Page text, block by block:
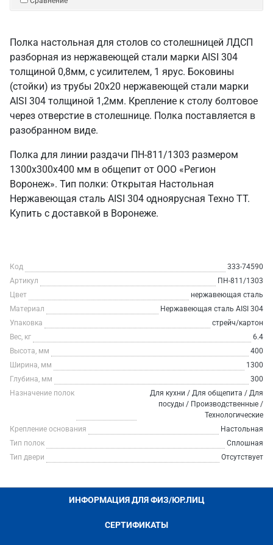
Полка настольная для столов со столешницей ЛДСП
разборная из нержавеющей стали марки AISI 304
толщиной 0,8мм, с усилителем, 1 ярус. Боковины
(стойки) из трубы 20х20 нержавеющей стали марки
AISI 304 толщиной 1,2мм. Крепление к столу болтовое
через отверстие в столешнице. Полка поставляется в
разобранном виде.
Полка для линии раздачи ПН-811/1303 размером
1300х300х400 мм в общепит от ООО «Регион
Воронеж». Тип полки: Открытая Настольная
Нержавеющая сталь AISI 304 одноярусная Техно ТТ.
Купить с доставкой в Воронеже.
Код
333-74590
Артикул
ПН-811/1303
Цвет
нержавеющая сталь
Материал
Нержавеющая сталь AISI 304
Упаковка
стрейч/картон
Вес, кг
6.4
Высота, мм
400
Ширина, мм
1300
Глубина, мм
300
Назначение полок
Для кухни / Для общепита / Для
посуды / Производственные /
Технологические
Крепление основания
Настольная
Тип полок
Сплошная
Тип двери
Отсутствует
ИНФОРМАЦИЯ ДЛЯ ФИЗ/ЮР.ЛИЦ
СЕРТИФИКАТЫ